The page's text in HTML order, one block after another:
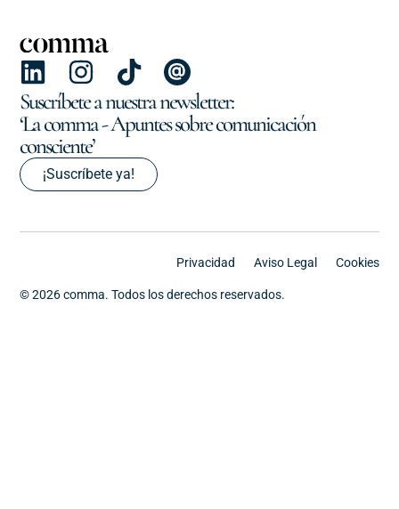
Suscríbete a nuestra newsletter:
‘La comma - Apuntes sobre comunicación
consciente’
¡Suscríbete ya!
© 2026 comma. Todos los derechos reservados.
Privacidad Aviso Legal Cookies